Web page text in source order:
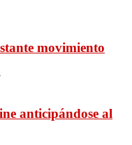
movimiento
anticipándose al